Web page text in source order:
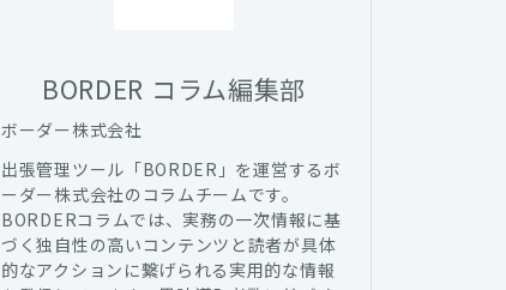
BORDER コラム編集部
ボーダー株式会社
出張管理ツール「BORDER」を運営するボ
ーダー株式会社のコラムチームです。
BORDERコラムでは、実務の一次情報に基
づく独自性の高いコンテンツと読者が具体
的なアクションに繋げられる実用的な情報